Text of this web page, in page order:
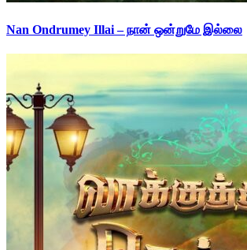
Nan Ondrumey Illai – நான் ஒன்றுமே இல்லை